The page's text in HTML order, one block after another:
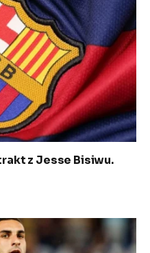
z Jesse Bisiwu.